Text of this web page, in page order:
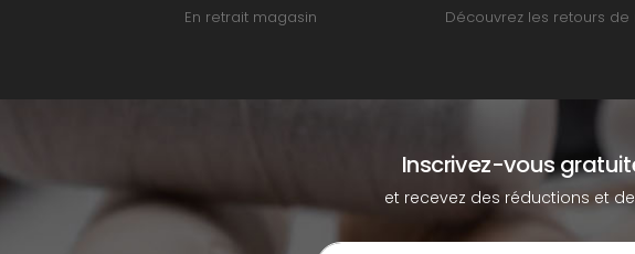
En retrait magasin Découvrez les retours de
Inscrivez-vous
et recevez des réductions et